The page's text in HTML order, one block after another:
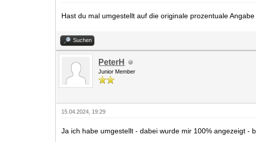
Hast du mal umgestellt auf die originale prozentuale
Suchen
PeterH
Junior Member
15.04.2024, 19:29
Ja ich habe umgestellt - dabei wurde mir 100% angezeigt -